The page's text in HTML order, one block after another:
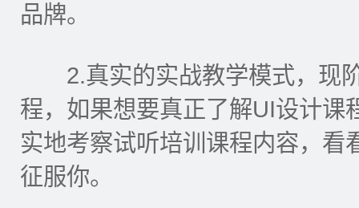
品牌。
2.真实的实战教学模式，现
程，如果想要真正了解UI设计课
实地考察试听培训课程内容，看
征服你。